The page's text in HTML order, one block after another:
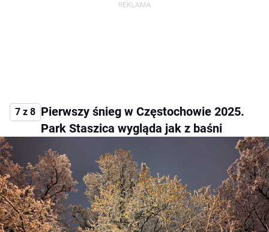
7 z 8 Pierwszy śnieg w Częstochowie 2025.
Park Staszica wygląda jak z baśni